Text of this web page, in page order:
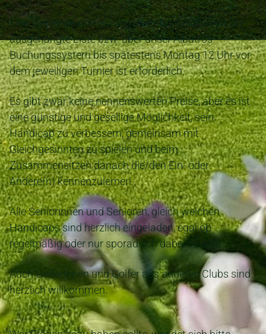
Eine vorherige Anmeldung über das Sekretariat, die
ausgehängte Liste bzw. über unser Albatros-
Buchungssystem bis spätestens Montag 12 Uhr vor
dem jeweiligen Turnier ist erforderlich.
Es gibt zwar keine nennenswerten Preise, aber es ist
eine günstige und gesellige Möglichkeit, sein
Handicap zu verbessern, gemeinsam mit
Gleichgesinnten zu spielen und beim
Zusammensitzen danach die/den Ein- oder
Andere(n) kennenzulernen.
Alle Seniorinnen und Senioren, gleich welchen
Handicaps sind herzlich eingeladen, egal ob
regelmäßig oder nur sporadisch dabei zu sein.
Auch Golferinnen und Golfer aus anderen Clubs sind
herzlich willkommen.